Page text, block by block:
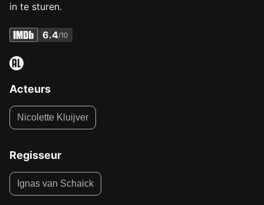
in te sturen.
6.4/10
Acteurs
Nicolette Kluijver
Regisseur
Ignas van Schaick